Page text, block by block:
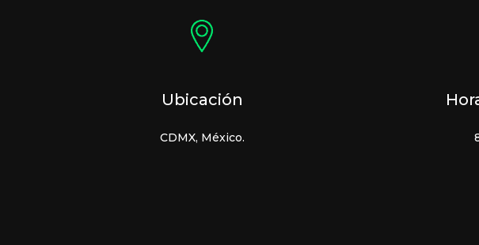
Ubicación
CDMX, México.